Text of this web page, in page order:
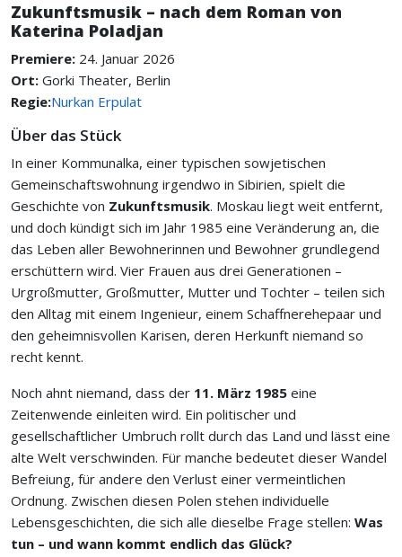
Zukunftsmusik – nach dem Roman von
Katerina Poladjan
Premiere: 24. Januar 2026
Ort: Gorki Theater, Berlin
Regie:Nurkan Erpulat
Über das Stück
In einer Kommunalka, einer typischen sowjetischen
Gemeinschaftswohnung irgendwo in Sibirien, spielt die
Geschichte von Zukunftsmusik. Moskau liegt weit entfernt,
und doch kündigt sich im Jahr 1985 eine Veränderung an, die
das Leben aller Bewohnerinnen und Bewohner grundlegend
erschüttern wird. Vier Frauen aus drei Generationen –
Urgroßmutter, Großmutter, Mutter und Tochter – teilen sich
den Alltag mit einem Ingenieur, einem Schaffnerehepaar und
den geheimnisvollen Karisen, deren Herkunft niemand so
recht kennt.
Noch ahnt niemand, dass der 11. März 1985 eine
Zeitenwende einleiten wird. Ein politischer und
gesellschaftlicher Umbruch rollt durch das Land und lässt eine
alte Welt verschwinden. Für manche bedeutet dieser Wandel
Befreiung, für andere den Verlust einer vermeintlichen
Ordnung. Zwischen diesen Polen stehen individuelle
Lebensgeschichten, die sich alle dieselbe Frage stellen: Was
tun – und wann kommt endlich das Glück?